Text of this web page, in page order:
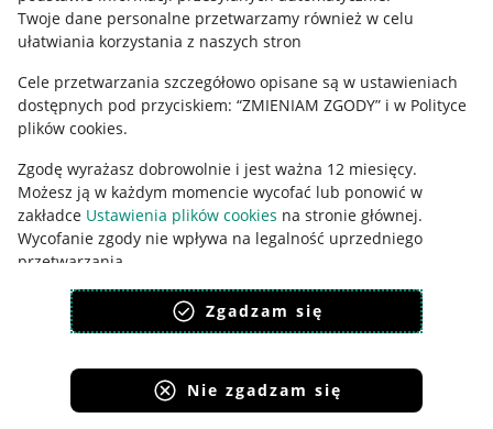
Twoje dane personalne przetwarzamy również w celu
ułatwiania korzystania z naszych stron
Cele przetwarzania szczegółowo opisane są w ustawieniach
dostępnych pod przyciskiem: “ZMIENIAM ZGODY” i w Polityce
plików cookies.
Zgodę wyrażasz dobrowolnie i jest ważna 12 miesięcy.
Możesz ją w każdym momencie wycofać lub ponowić w
zakładce Ustawienia plików cookies na stronie głównej.
Wycofanie zgody nie wpływa na legalność uprzedniego
przetwarzania.
polityka plików cookies
polityka ochrony prywatności
Zgadzam się
Nie zgadzam się
Udostępnianie lokalizacji
Informacje dla Aktu o Usługach Cyfrowych
Pobierz aplikację
Korzystanie z serwisu oznacza akceptacjęregulaminu